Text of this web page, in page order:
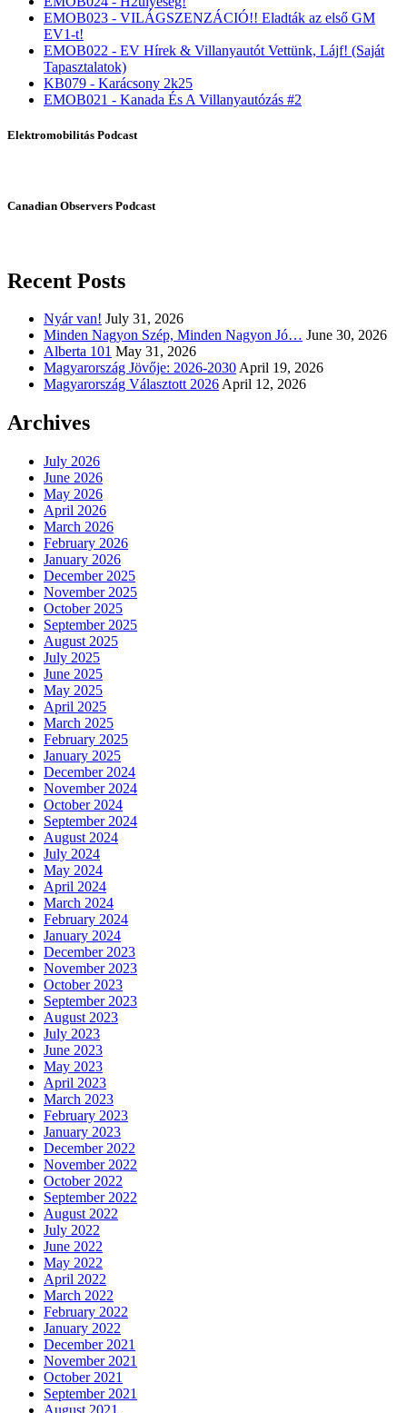
EMOB023 - VILÁGSZENZÁCIÓ!! Eladták az első GM
EV1-t!
EMOB022 - EV Hírek & Villanyautót Vettünk, Lájf! (Saját
Tapasztalatok)
KB079 - Karácsony 2k25
EMOB021 - Kanada És A Villanyautózás #2
Elektromobilitás Podcast
Canadian Observers Podcast
Recent Posts
Nyár van! July 31, 2026
Minden Nagyon Szép, Minden Nagyon Jó… June 30, 2026
Alberta 101 May 31, 2026
Magyarország Jövője: 2026-2030April 19, 2026
Magyarország Választott 2026April 12, 2026
Archives
July 2026
June 2026
May 2026
April 2026
March 2026
February 2026
January 2026
December 2025
November 2025
October 2025
September 2025
August 2025
July 2025
June 2025
May 2025
April 2025
March 2025
February 2025
January 2025
December 2024
November 2024
October 2024
September 2024
August 2024
July 2024
May 2024
April 2024
March 2024
February 2024
January 2024
December 2023
November 2023
October 2023
September 2023
August 2023
July 2023
June 2023
May 2023
April 2023
March 2023
February 2023
January 2023
December 2022
November 2022
October 2022
September 2022
August 2022
July 2022
June 2022
May 2022
April 2022
March 2022
February 2022
January 2022
December 2021
November 2021
October 2021
September 2021